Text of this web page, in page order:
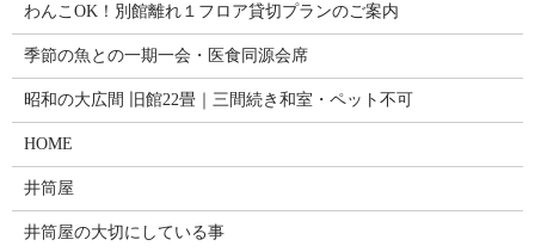
わんこOK！別館離れ１フロア貸切プランのご案内
季節の魚との一期一会・医食同源会席
昭和の大広間 旧館22畳｜三間続き和室・ペット不可
HOME
井筒屋
井筒屋の大切にしている事